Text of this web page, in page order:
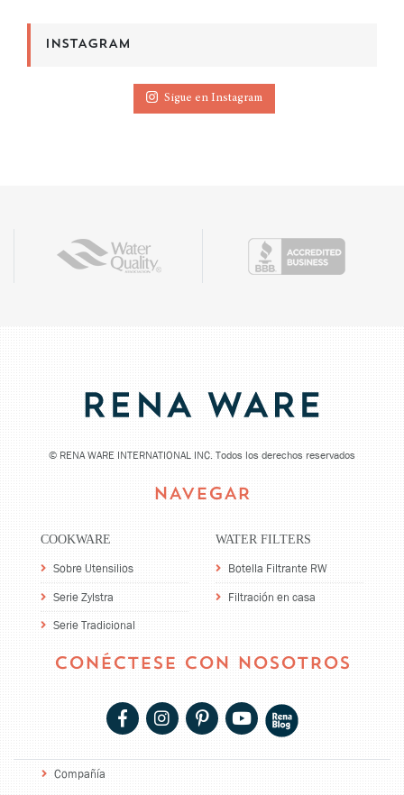
INSTAGRAM
Sigue en Instagram
© RENA WARE INTERNATIONAL INC. Todos los derechos reservados
NAVEGAR
COOKWARE
Sobre Utensilios
Serie Zylstra
Serie Tradicional
WATER FILTERS
Botella Filtrante RW
Filtración en casa
CONÉCTESE CON NOSOTROS
Compañía